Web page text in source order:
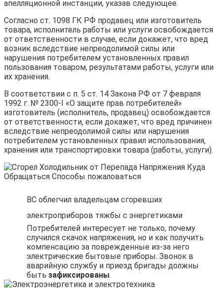
апелляционной инстанции, указав следующее.
Согласно ст. 1098 ГК РФ продавец или изготовитель
товара, исполнитель работы или услуги освобождается
от ответственности в случае, если докажет, что вред
возник вследствие непреодолимой силы или
нарушения потребителем установленных правил
пользования товаром, результатами работы, услуги или
их хранения.
В соответствии с п. 5 ст. 14 Закона РФ от 7 февраля
1992 г. № 2300-I «О защите прав потребителей»
изготовитель (исполнитель, продавец) освобождается
от ответственности, если докажет, что вред причинен
вследствие непреодолимой силы или нарушения
потребителем установленных правил использования,
хранения или транспортировки товара (работы, услуги).
ВС облегчил владельцам сгоревших
электроприборов тяжбы с энергетиками
Потребителей интересует не только, почему
случился скачок напряжения, но и как получить
компенсацию за поврежденные из-за него
электрические бытовые приборы. Звонок в
аварийную службу и приезд бригады должны
быть зафиксированы.